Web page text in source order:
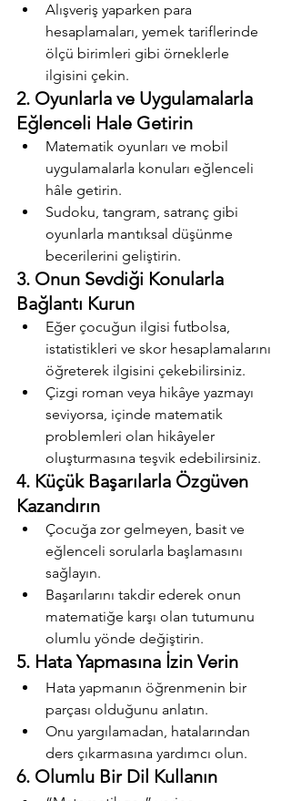
Alışveriş yaparken para
hesaplamaları, yemek tariflerinde
ölçü birimleri gibi örneklerle
ilgisini çekin.
2. Oyunlarla ve Uygulamalarla
Eğlenceli Hale Getirin
Matematik oyunları ve mobil
uygulamalarla konuları eğlenceli
hâle getirin.
Sudoku, tangram, satranç gibi
oyunlarla mantıksal düşünme
becerilerini geliştirin.
3. Onun Sevdiği Konularla
Bağlantı Kurun
Eğer çocuğun ilgisi futbolsa,
istatistikleri ve skor hesaplamalarını
öğreterek ilgisini çekebilirsiniz.
Çizgi roman veya hikâye yazmayı
seviyorsa, içinde matematik
problemleri olan hikâyeler
oluşturmasına teşvik edebilirsiniz.
4. Küçük Başarılarla Özgüven
Kazandırın
Çocuğa zor gelmeyen, basit ve
eğlenceli sorularla başlamasını
sağlayın.
Başarılarını takdir ederek onun
matematiğe karşı olan tutumunu
olumlu yönde değiştirin.
5. Hata Yapmasına İzin Verin
Hata yapmanın öğrenmenin bir
parçası olduğunu anlatın.
Onu yargılamadan, hatalarından
ders çıkarmasına yardımcı olun.
6. Olumlu Bir Dil Kullanın